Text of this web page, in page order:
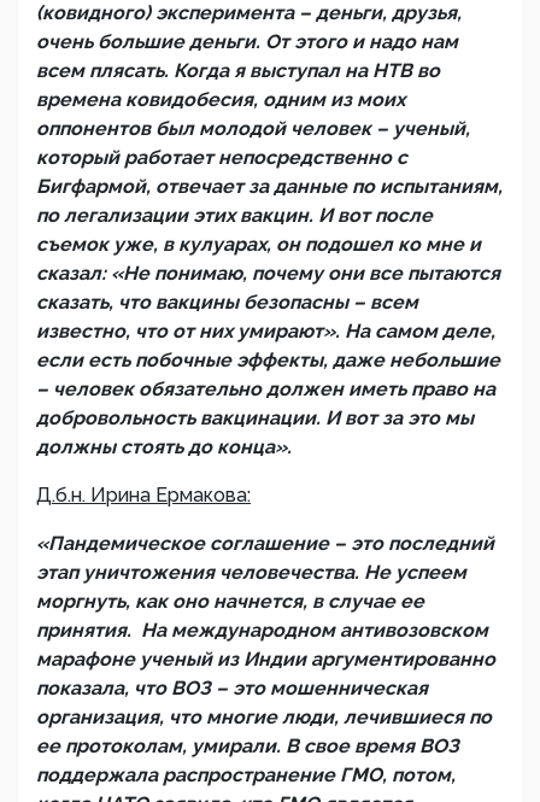
(ковидного) эксперимента – деньги, друзья,
очень большие деньги. От этого и надо нам
всем плясать. Когда я выступал на НТВ во
времена ковидобесия, одним из моих
оппонентов был молодой человек – ученый,
который работает непосредственно с
Бигфармой, отвечает за данные по испытаниям,
по легализации этих вакцин. И вот после
съемок уже, в кулуарах, он подошел ко мне и
сказал: «Не понимаю, почему они все пытаются
сказать, что вакцины безопасны – всем
известно, что от них умирают». На самом деле,
если есть побочные эффекты, даже небольшие
– человек обязательно должен иметь право на
добровольность вакцинации. И вот за это мы
должны стоять до конца».
Д.б.н. Ирина Ермакова:
«Пандемическое соглашение – это последний
этап уничтожения человечества. Не успеем
моргнуть, как оно начнется, в случае ее
принятия. На международном антивозовском
марафоне ученый из Индии аргументированно
показала, что ВОЗ – это мошенническая
организация, что многие люди, лечившиеся по
ее протоколам, умирали. В свое время ВОЗ
поддержала распространение ГМО, потом,